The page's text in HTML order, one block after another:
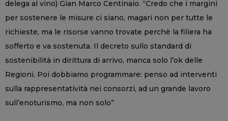
delega al vino) Gian Marco Centinaio. “Credo che i margini
per sostenere le misure ci siano, magari non per tutte le
richieste, ma le risorse vanno trovate perchè la filiera ha
sofferto e va sostenuta. Il decreto sullo standard di
sostenibilità in dirittura di arrivo, manca solo l’ok delle
Regioni. Poi dobbiamo programmare: penso ad interventi
sulla rappresentatività nei consorzi, ad un grande lavoro
sull’enoturismo, ma non solo”